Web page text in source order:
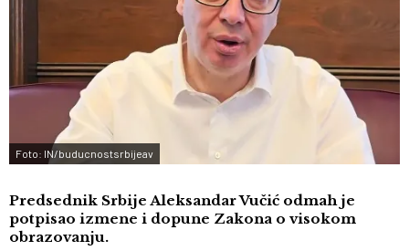
Foto: IN/buducnostsrbijeav
Predsednik Srbije Aleksandar Vučić odmah je
potpisao izmene i dopune Zakona o visokom
obrazovanju.